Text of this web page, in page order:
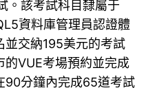
。該考試科目隸屬于
資料庫管理員認證體
並交納195美元的考試
的VUE考場預約並完成
90分鐘內完成65道考試